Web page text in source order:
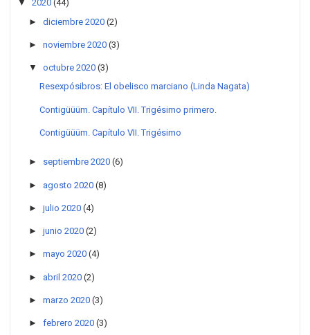
▼ 2020 (44)
► diciembre 2020 (2)
► noviembre 2020 (3)
▼ octubre 2020 (3)
Resexpósibros: El obelisco marciano (Linda Nagata)
Contigüüüm. Capítulo VII. Trigésimo primero.
Contigüüüm. Capítulo VII. Trigésimo
► septiembre 2020 (6)
► agosto 2020 (8)
► julio 2020 (4)
► junio 2020 (2)
► mayo 2020 (4)
► abril 2020 (2)
► marzo 2020 (3)
► febrero 2020 (3)